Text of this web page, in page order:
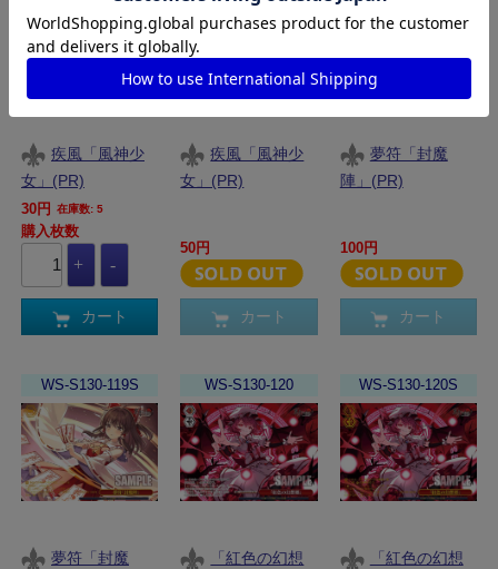
疾風「風神少
女」(PR)
30円 在庫数: 5
購入枚数
カート
疾風「風神少
女」(PR)
50円
カート
夢符「封魔
陣」(PR)
100円
カート
WS-S130-119S
夢符「封魔
WS-S130-120
「紅色の幻想
WS-S130-120S
「紅色の幻想